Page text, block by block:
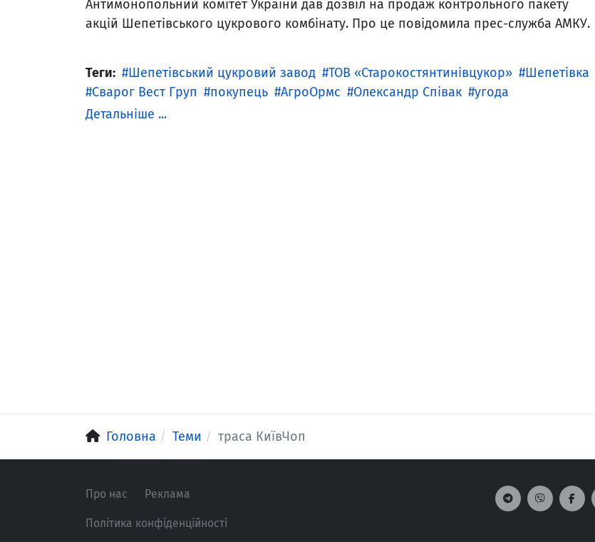
Антимонопольний комітет України дав дозвіл на продаж контрольного пакету
акцій Шепетівського цукрового комбінату. Про це повідомила прес-служба АМКУ.
Теги: Шепетівський цукровий завод ТОВ «Старокостянтинівцукор»
Шепетівка
Сварог Вест Груп
покупець АгроОрмс Олександр Співак
угода
Детальніше ...
Головна Теми траса КиївЧоп
Про нас Реклама
Політика конфіденційності